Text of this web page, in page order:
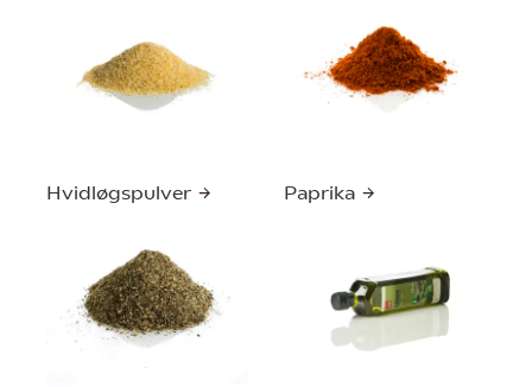
Hvidløgspulver Paprika